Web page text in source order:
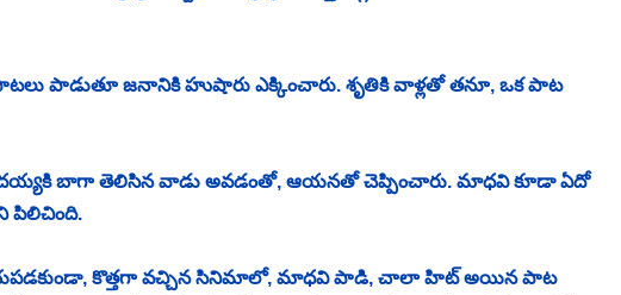
పాడుతూ జనానికి హుషారు ఎక్కించారు. శృతికి వాళ్లతో తనూ, ఒక పాట
బాగా తెలిసిన వాడు అవడంతో, ఆయనతో చెప్పించారు. మాధవి కూడా ఏదో
పిలిచింది.
భయపడకుండా, కొత్తగా వచ్చిన సినిమాలో, మాధవి పాడి, చాలా హిట్ అయిన పాట